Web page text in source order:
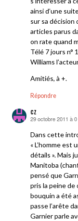
ainsi d’une
sur sa décision
articles parus
on rate quand
Télé 7 jours n°
Williams
Amitiés, à +.
Répondre
cz
dit :
29 octobre 2011 à
Dans cette
« L’homme est
détails ». Mais
Manitoba
pensé que
pris la peine de
bouquin a été
passe l’arête
Garnier parle